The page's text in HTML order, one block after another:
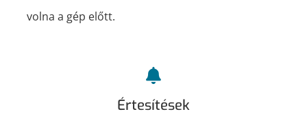
volna a gép előtt.
Értesítések